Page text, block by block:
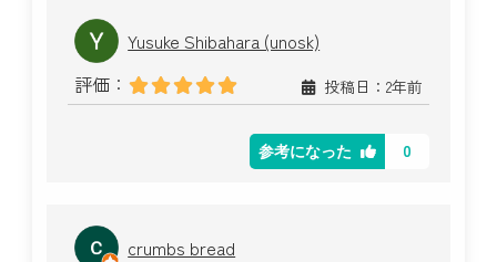
Yusuke Shibahara (unosk)
評価：
投稿日：2年前
参考になった 0
crumbs bread